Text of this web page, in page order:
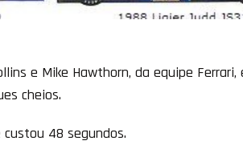
e Mike Hawthorn, da equipe Ferrari,
cheios.
48 segundos.